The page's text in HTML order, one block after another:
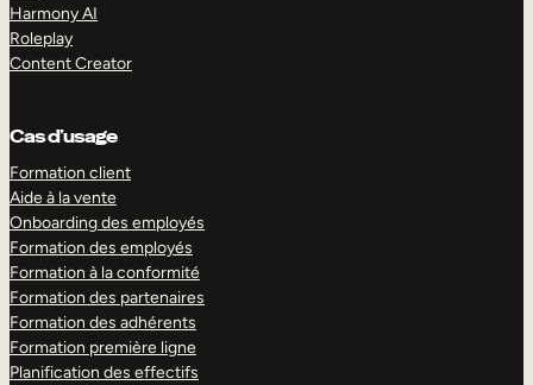
Harmony AI
Roleplay
Content Creator
Cas d’usage
Formation client
Aide à la vente
Onboarding des employés
Formation des employés
Formation à la conformité
Formation des partenaires
Formation des adhérents
Formation première ligne
Planification des effectifs